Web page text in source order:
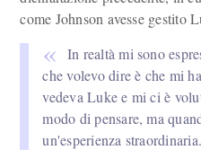
come Johnson avesse gestito
In realtà mi sono
che volevo dire è che mi
vedeva Luke e mi ci è
modo di pensare, ma
un'esperienza straordinaria.